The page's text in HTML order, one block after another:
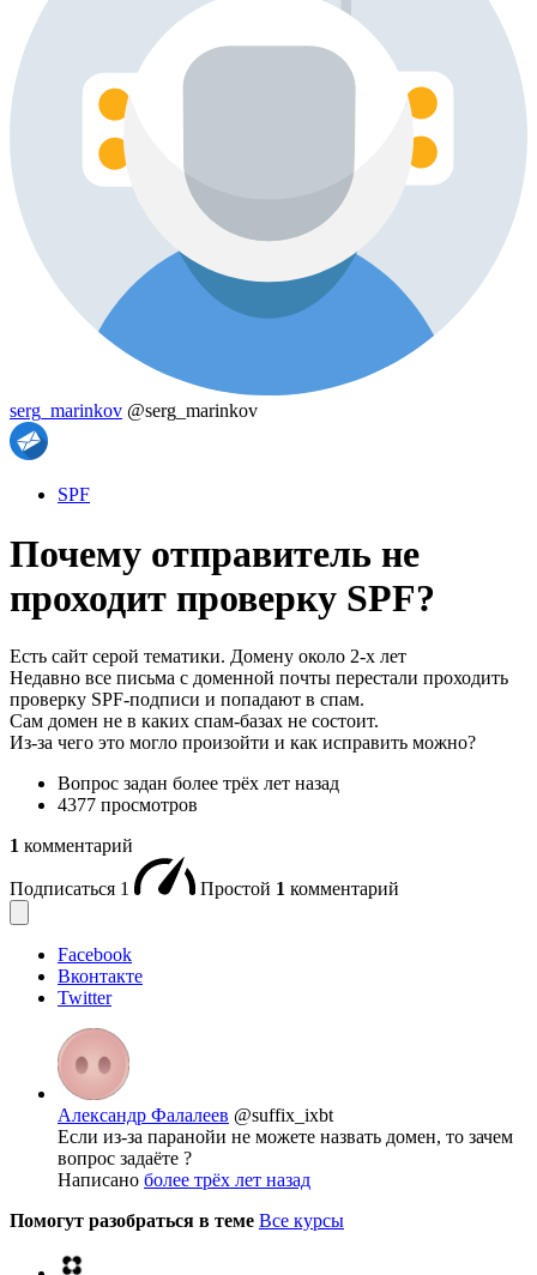
serg_marinkov @serg_marinkov
SPF
Почему отправитель не
проходит проверку SPF?
Есть сайт серой тематики. Домену около 2-х лет
Недавно все письма с доменной почты перестали проходить
проверку SPF-подписи и попадают в спам.
Сам домен не в каких спам-базах не состоит.
Из-за чего это могло произойти и как исправить можно?
Вопрос задан более трёх лет назад
4377 просмотров
1 комментарий
Подписаться 1 Простой 1 комментарий
Facebook
Вконтакте
Twitter
Александр Фалалеев @suffix_ixbt
Если из-за паранойи не можете назвать домен, то зачем
вопрос задаёте ?
Написано более трёх лет назад
Помогут разобраться в теме Все курсы